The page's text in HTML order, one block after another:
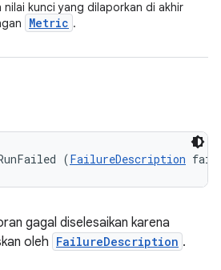
nilai kunci yang dilaporkan di akhir
Metric .
(FailureDescription
gagal diselesaikan karena
oleh FailureDescription .